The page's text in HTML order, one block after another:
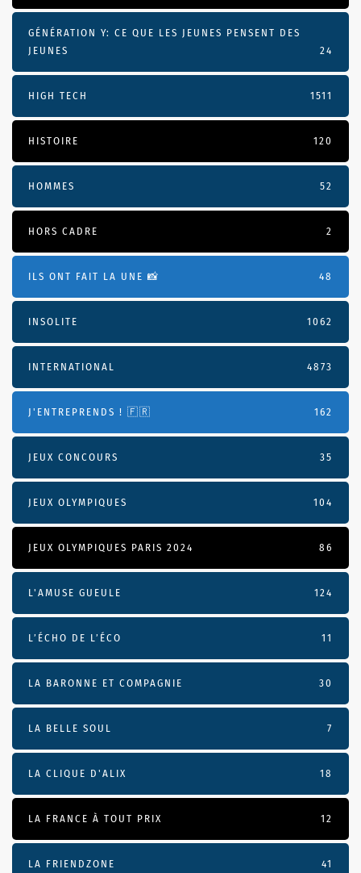
GÉNÉRATION Y: CE QUE LES JEUNES PENSENT DES
JEUNES
24
HIGH TECH 1511
HISTOIRE 120
HOMMES 52
HORS CADRE 2
ILS ONT FAIT LA UNE 📸 48
INSOLITE 1062
INTERNATIONAL 4873
J'ENTREPRENDS ! 🇫🇷 162
JEUX CONCOURS 35
JEUX OLYMPIQUES 104
JEUX OLYMPIQUES PARIS 2024 86
L'AMUSE GUEULE 124
L’ÉCHO DE L’ÉCO 11
LA BARONNE ET COMPAGNIE 30
LA BELLE SOUL 7
LA CLIQUE D'ALIX 18
LA FRANCE À TOUT PRIX 12
LA FRIENDZONE 41